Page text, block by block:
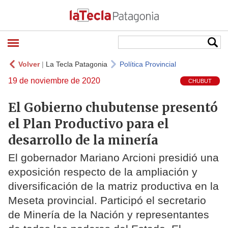
Volver| La Tecla Patagonia Política Provincial
19 de noviembre de 2020 CHUBUT
El Gobierno chubutense presentó
el Plan Productivo para el
desarrollo de la minería
El gobernador Mariano Arcioni presidió una
exposición respecto de la ampliación y
diversificación de la matriz productiva en la
Meseta provincial. Participó el secretario
de Minería de la Nación y representantes